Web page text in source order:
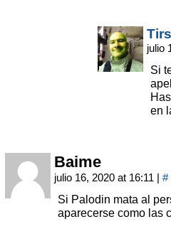
Tirs
julio
Si
en
Baime
julio 16, 2020 at 16:11 | #
Si Palodin mata al
aparecerse como las